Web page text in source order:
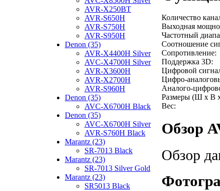
AVR-X250BT
AVR-S650H
AVR-S750H
AVR-S950H
Denon (35)
AVR-X4400H Silver
AVC-X4700H Silver
AVR-X3600H
AVR-X2700H
AVR-S960H
Denon (35)
AVC-X6700H Black
Denon (35)
AVC-X6700H Silver
AVR-S760H Black
Marantz (23)
SR-7013 Black
Marantz (23)
SR-7013 Silver Gold
Marantz (23)
SR5013 Black
Количество
Выходная
Частотный
Соотношение
Сопротивление:
Поддержка 3D:
Цифровой
Цифро-
Аналого-
Размеры (Ш x В
Вес:
Обзор
Обзор